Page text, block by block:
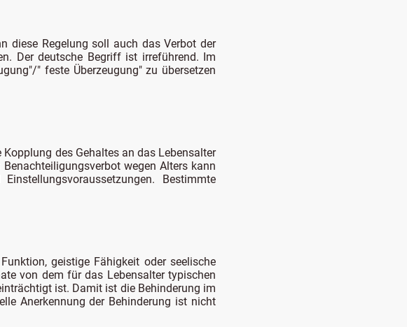
diese Regelung soll auch das Verbot der
Der deutsche Begriff ist irreführend. Im
" feste Überzeugung" zu übersetzen
des Gehaltes an das Lebensalter
wegen Alters kann
Bestimmte
geistige Fähigkeit oder seelische
von dem für das Lebensalter typischen
ist. Damit ist die Behinderung im
Anerkennung der Behinderung ist nicht